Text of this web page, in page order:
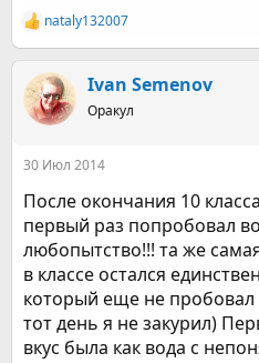
Р
е
к
ц
и
nataly132007
Ivan Semenov
Оракул
30 Июл 2014
После окончания 10
первый раз попробовал
любопытство!!! та же
в классе остался
который еще не пробовал
тот день я не закурил)
вкус была как вода с